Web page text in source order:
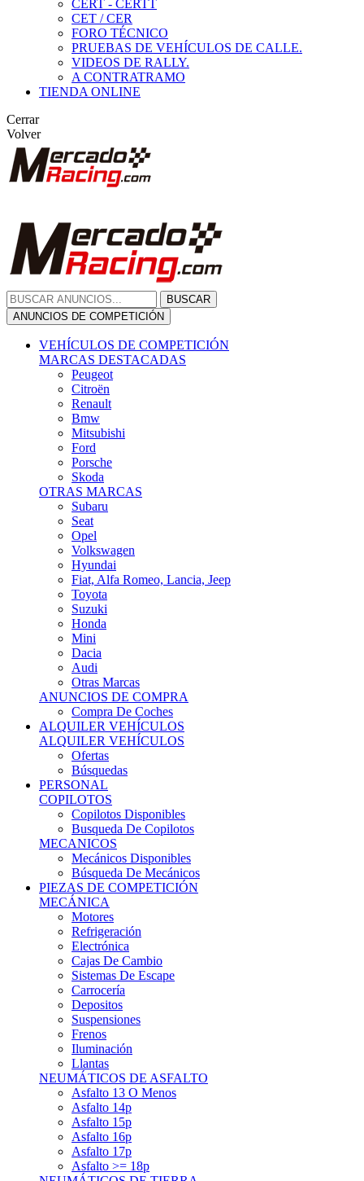
CERT - CERTT
CET / CER
FORO TÉCNICO
PRUEBAS DE VEHÍCULOS DE CALLE.
VIDEOS DE RALLY.
A CONTRATRAMO
TIENDA ONLINE
Cerrar
Volver
BUSCAR
ANUNCIOS DE COMPETICIÓN
VEHÍCULOS DE COMPETICIÓN
MARCAS DESTACADAS
Peugeot
Citroën
Renault
Bmw
Mitsubishi
Ford
Porsche
Skoda
OTRAS MARCAS
Subaru
Seat
Opel
Volkswagen
Hyundai
Fiat, Alfa Romeo, Lancia, Jeep
Toyota
Suzuki
Honda
Mini
Dacia
Audi
Otras Marcas
ANUNCIOS DE COMPRA
Compra De Coches
ALQUILER VEHÍCULOS
ALQUILER VEHÍCULOS
Ofertas
Búsquedas
PERSONAL
COPILOTOS
Copilotos Disponibles
Busqueda De Copilotos
MECANICOS
Mecánicos Disponibles
Búsqueda De Mecánicos
PIEZAS DE COMPETICIÓN
MECÁNICA
Motores
Refrigeración
Electrónica
Cajas De Cambio
Sistemas De Escape
Carrocería
Depositos
Suspensiones
Frenos
Iluminación
Llantas
NEUMÁTICOS DE ASFALTO
Asfalto 13 O Menos
Asfalto 14p
Asfalto 15p
Asfalto 16p
Asfalto 17p
Asfalto >= 18p
NEUMÁTICOS DE TIERRA
Tierra 13 O Menos